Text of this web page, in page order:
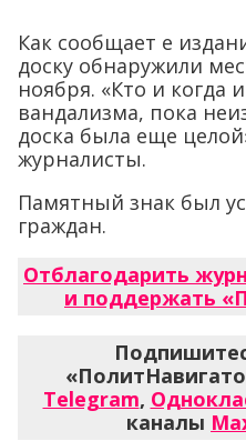
Как сообщает е
доску обнаружили
ноября. «Кто и когда
вандализма, пока
доска была еще
журналисты.
Памятный знак был
граждан.
Отблагодарить
и поддержать
Telegram,
каналы